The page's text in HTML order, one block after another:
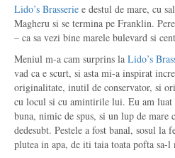
Lido’s Brasserie e destul de mare, cu
Magheru si se termina pe Franklin.
– ca sa vezi bine marele bulevard si
Meniul m-a cam surprins la Lido’s
vad ca e scurt, si asta mi-a inspirat
originalitate, inutil de conservator, si
cu locul si cu amintirile lui. Eu am luat
buna, nimic de spus, si un lup de mare
dedesubt. Pestele a fost banal, sosul la
plutea in apa, de iti taia toata pofta sa-l